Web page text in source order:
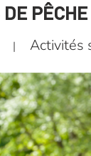
DE
| Activités